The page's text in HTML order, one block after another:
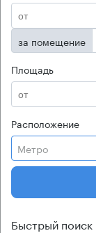
за помещение
Площадь
Расположение
Метро
Быстрый поиск